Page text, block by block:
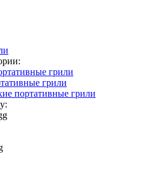
грили
грили
портативные грили